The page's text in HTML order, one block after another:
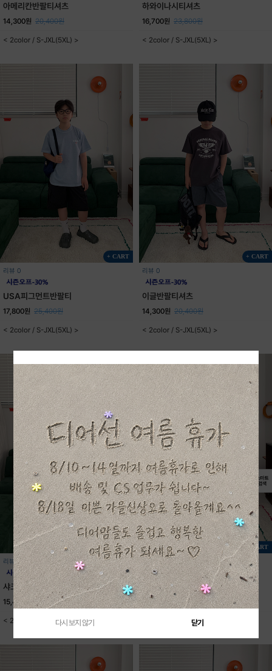
아메리칸반팔티셔츠
14,300원 20,400원
< 2color / S-JXL(5XL) >
하와이나시티셔츠
16,700원 23,800원
< 2color / S-JXL(5XL) >
+ CART
리뷰 0
USA피그먼트반팔티
17,800원 25,400원
< 2color / S-JXL(5XL) >
+ CART
리뷰 0
이글반팔티셔츠
14,300원 20,400원
< 2color / S-JXL(5XL) >
+ CART
리뷰 1
샤크반팔티셔츠
15,400원 22,000원
< 2color / S-JXL(5XL) >
+ CART
리뷰 0
USA스타반팔티셔츠
16,700원 23,800원
< 2color / S-JXL(5XL) >
다시 보지 않기 닫기